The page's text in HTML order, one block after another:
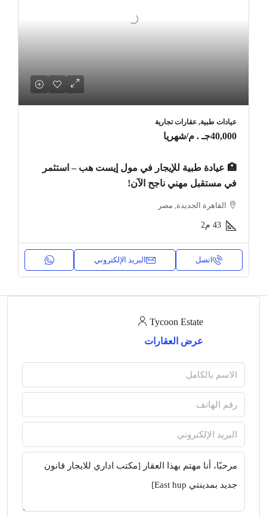
عيادات طبية, عقارات تجارية
40,000جـ . م /شهريا
🏥 عيادة طبية للإيجار في مول إيست هب – استثمر
في مستقبل مهني ناجح الآن!
القاهرة الجديدة, مصر
43 م2
اتصل البريد الإلكتروني
Tycoon Estate
عرض العقارات